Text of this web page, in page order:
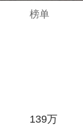
榜单
139万